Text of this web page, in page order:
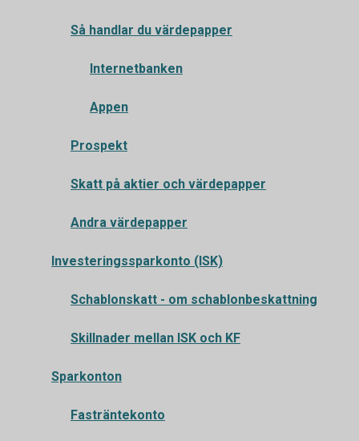
Så handlar du värdepapper
Internetbanken
Appen
Prospekt
Skatt på aktier och värdepapper
Andra värdepapper
Investeringssparkonto (ISK)
Schablonskatt - om schablonbeskattning
Skillnader mellan ISK och KF
Sparkonton
Fasträntekonto